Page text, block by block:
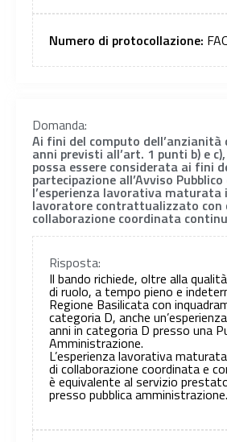
Numero di protocollazione:
Domanda:
Ai fini del computo dell’anzianità
anni previsti all’art. 1 punti b) e
possa essere considerata ai fini
partecipazione all’Avviso
l’esperienza lavorativa
lavoratore contrattualizzato
collaborazione coordinata
Risposta:
Il bando richiede, oltre alla
di ruolo, a tempo pieno e
Regione Basilicata con
categoria D, anche
anni in categoria D presso una
Amministrazione.
L’esperienza lavorativa
di collaborazione coordinata e
è equivalente al servizio
presso pubblica amministrazione.